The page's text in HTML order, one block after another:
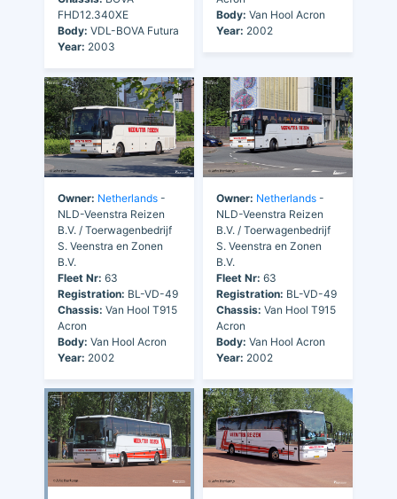
FHD12.340XE
Body: VDL-BOVA Futura
Year: 2003
Body: Van Hool Acron
Year: 2002
Owner: Netherlands -
NLD-Veenstra Reizen
B.V. / Toerwagenbedrijf
S. Veenstra en Zonen
B.V.
Fleet Nr: 63
Registration: BL-VD-49
Chassis: Van Hool T915
Acron
Body: Van Hool Acron
Year: 2002
Owner: Netherlands -
NLD-Veenstra Reizen
B.V. / Toerwagenbedrijf
S. Veenstra en Zonen
B.V.
Fleet Nr: 63
Registration: BL-VD-49
Chassis: Van Hool T915
Acron
Body: Van Hool Acron
Year: 2002